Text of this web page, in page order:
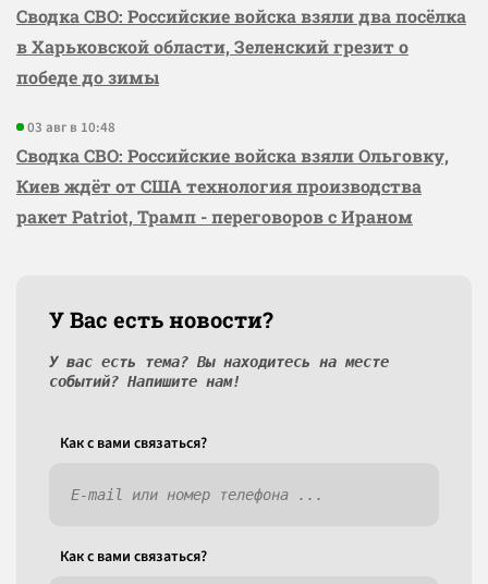
Сводка СВО: Российские войска взяли два посёлка
в Харьковской области, Зеленский грезит о
победе до зимы
03 авг в 10:48
Сводка СВО: Российские войска взяли Ольговку,
Киев ждёт от США технология производства
ракет Patriot, Трамп - переговоров с Ираном
У Вас есть новости?
У вас есть тема? Вы находитесь на месте
событий? Напишите нам!
Как c вами связаться?
Как c вами связаться?